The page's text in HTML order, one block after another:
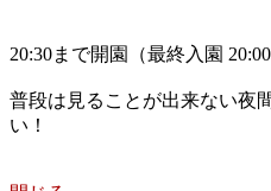
20:30まで開園（最終入園 20:00
普段は見ることが出来ない夜
い！